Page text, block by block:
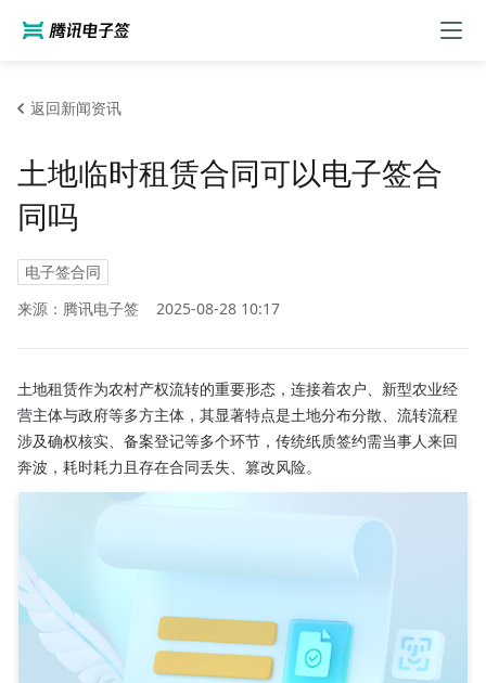
返回新闻资讯
土地临时租赁合同可以电子签合
同吗
电子签合同
来源：腾讯电子签
2025-08-28 10:17
土地租赁作为农村产权流转的重要形态，连接着农户、新型农业经
营主体与政府等多方主体，其显著特点是土地分布分散、流转流程
涉及确权核实、备案登记等多个环节，传统纸质签约需当事人来回
奔波，耗时耗力且存在合同丢失、篡改风险。